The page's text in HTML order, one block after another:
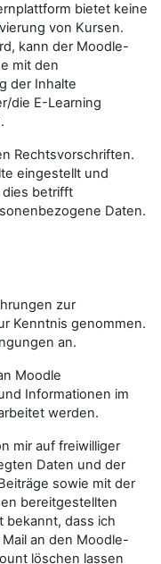
bietet keine
von Kursen.
kann der Moodle-
mit den
der Inhalte
die E-Learning
Rechtsvorschriften.
eingestellt und
dies betrifft
Daten.
zur
Kenntnis genommen.
an.
Moodle
Informationen im
werden.
mir auf freiwilliger
Daten und der
sowie mit der
bereitgestellten
bekannt, dass ich
an den Moodle-
löschen lassen